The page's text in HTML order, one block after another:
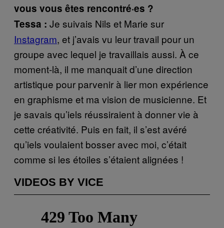
vous vous êtes rencontré·es ?
Tessa : Je suivais Nils et Marie sur
Instagram, et j’avais vu leur travail pour un
groupe avec lequel je travaillais aussi. À ce
moment-là, il me manquait d’une direction
artistique pour parvenir à lier mon expérience
en graphisme et ma vision de musicienne. Et
je savais qu’iels réussiraient à donner vie à
cette créativité. Puis en fait, il s’est avéré
qu’iels voulaient bosser avec moi, c’était
comme si les étoiles s’étaient alignées !
VIDEOS BY VICE